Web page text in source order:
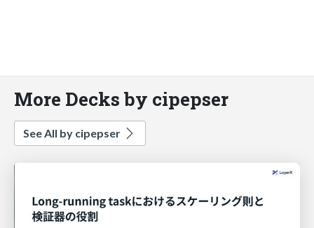
More Decks by cipepser
See All by cipepser